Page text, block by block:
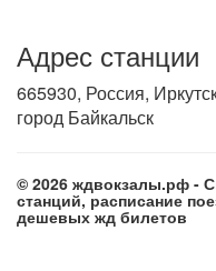
Адрес станции
665930, Россия,
город Байкальск
© 2026 ждвокзалы.рф -
станций, расписание
дешевых жд билетов